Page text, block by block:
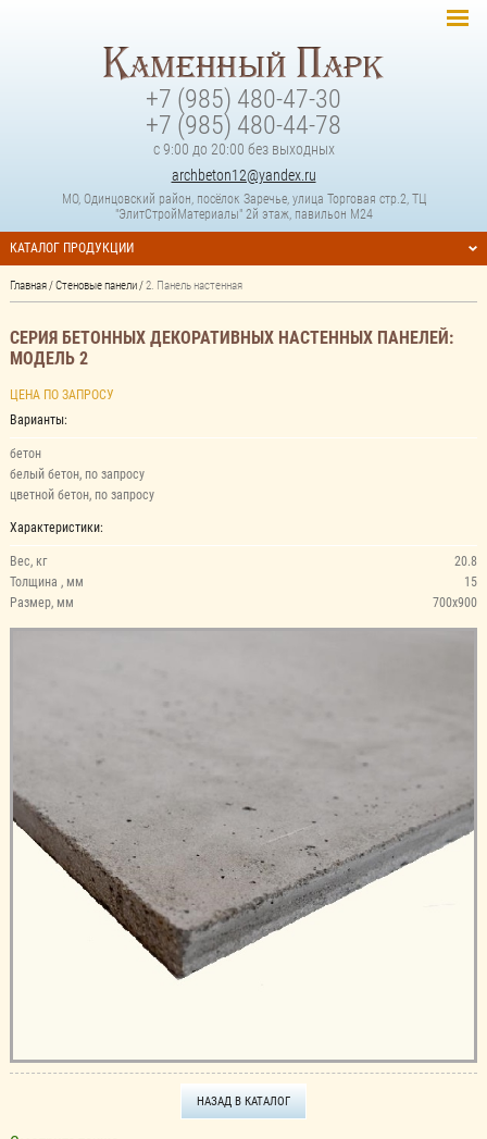
+7 (985) 480-47-30
+7 (985) 480-44-78
с 9:00 до 20:00 без выходных
archbeton12@yandex.ru
МО, Одинцовский район, посёлок Заречье, улица Торговая стр.2, ТЦ
"ЭлитСтройМатериалы" 2й этаж, павильон М24
КАТАЛОГ ПРОДУКЦИИ
Главная /Стеновые панели /2. Панель настенная
СЕРИЯ БЕТОННЫХ ДЕКОРАТИВНЫХ НАСТЕННЫХ ПАНЕЛЕЙ:
МОДЕЛЬ 2
ЦЕНА ПО ЗАПРОСУ
Варианты:
бетон
белый бетон, по запросу
цветной бетон, по запросу
Характеристики:
20.8
Вес, кг
15
Толщина , мм
700х900
Размер, мм
НАЗАД В КАТАЛОГ